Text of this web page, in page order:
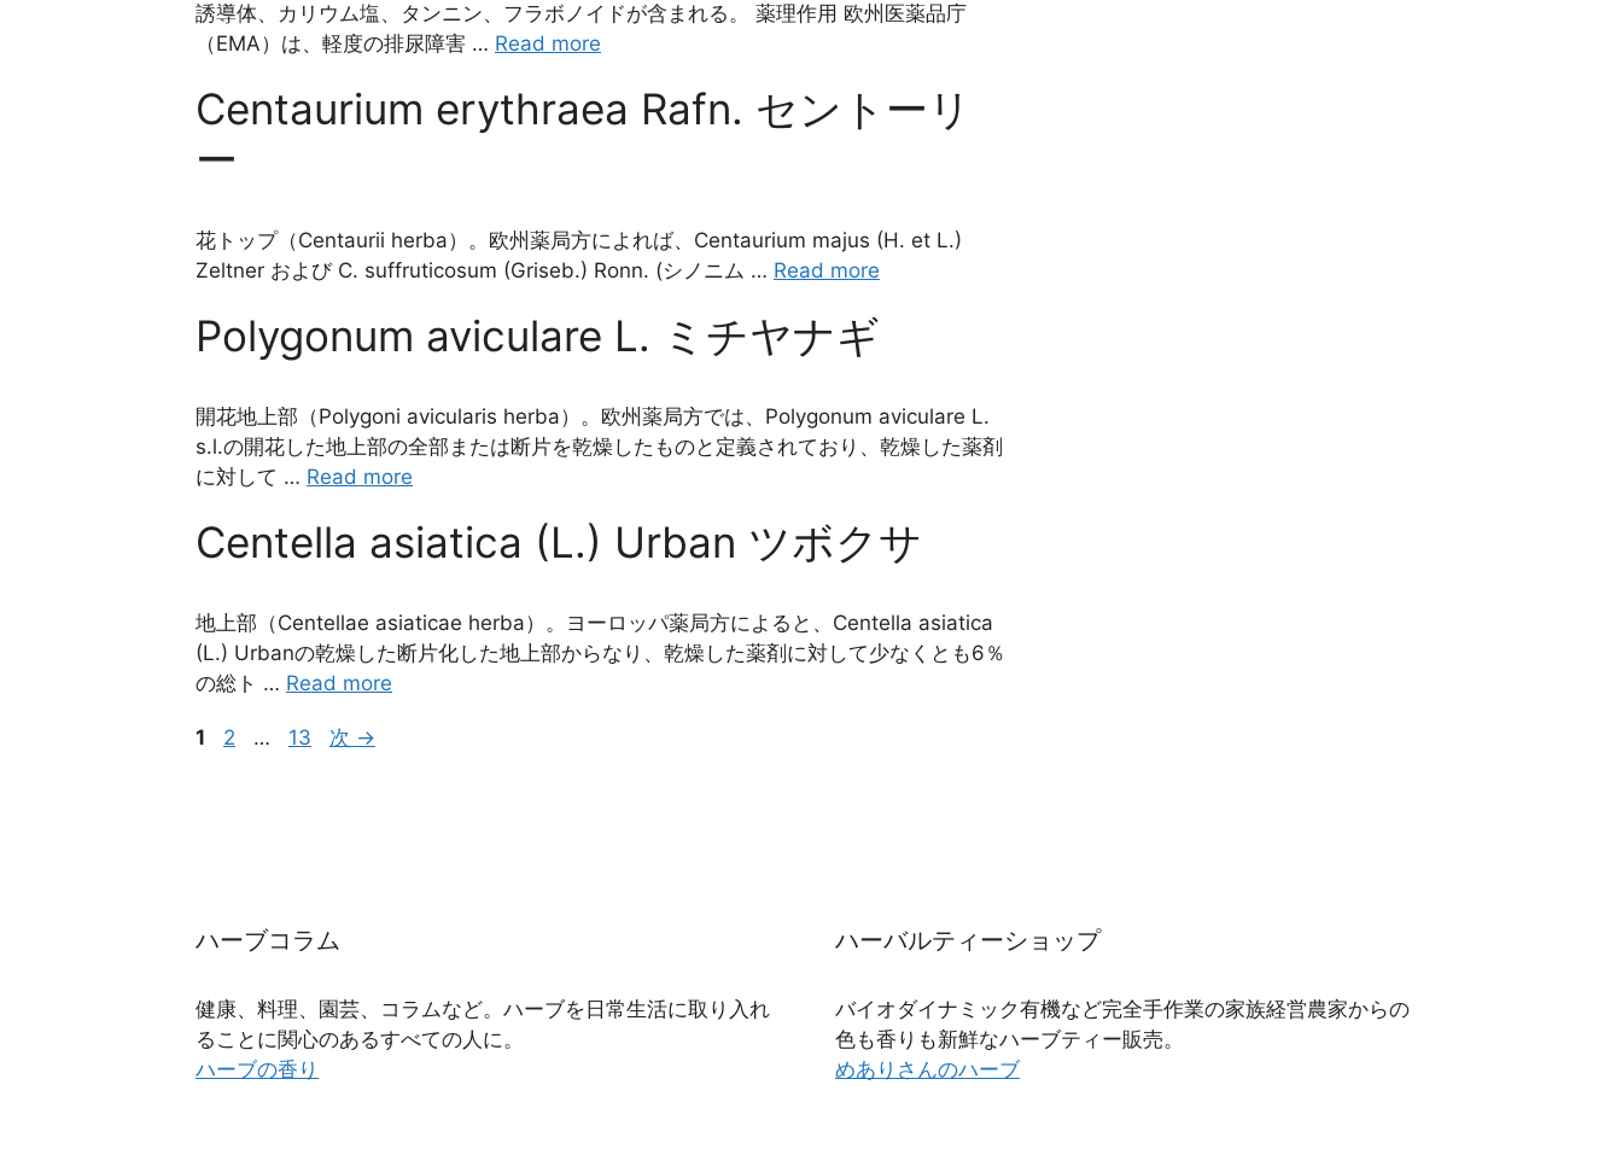
誘導体、カリウム塩、タンニン、フラボノイドが含まれる。 薬理作用 欧州医薬品庁
（EMA）は、軽度の排尿障害 … Read more
Centaurium erythraea Rafn. セントーリ
ー
花トップ（Centaurii herba）。欧州薬局方によれば、Centaurium majus (H. et L.)
Zeltner および C. suffruticosum (Griseb.) Ronn. (シノニム … Read more
Polygonum aviculare L. ミチヤナギ
開花地上部（Polygoni avicularis herba）。欧州薬局方では、Polygonum aviculare L.
s.l.の開花した地上部の全部または断片を乾燥したものと定義されており、乾燥した薬剤
に対して … Read more
Centella asiatica (L.) Urban ツボクサ
地上部（Centellae asiaticae herba）。ヨーロッパ薬局方によると、Centella asiatica
(L.) Urbanの乾燥した断片化した地上部からなり、乾燥した薬剤に対して少なくとも6％
の総ト … Read more
ペ
1
ペ
2 …
ペ
13 次 →
ハーブコラム
健康、料理、園芸、コラムなど。ハーブを日常生活に取り入れ
ることに関心のあるすべての人に。
ハーブの香り
ハーバルティーショップ
バイオダイナミック有機など完全手作業の家族経営農家からの
色も香りも新鮮なハーブティー販売。
めありさんのハーブ